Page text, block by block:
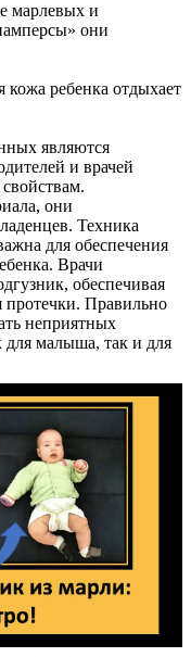
марлевых и
они
кожа ребенка отдыхает
являются
и врачей
они
Техника
для обеспечения
Врачи
обеспечивая
протечки. Правильно
неприятных
для малыша, так и для